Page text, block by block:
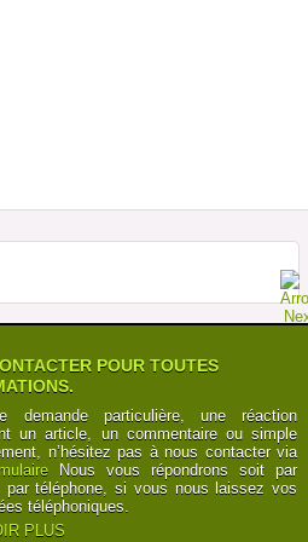
POUR TOUTES
demande particulière, une réaction
un article, un commentaire ou simple
n’hésitez pas à nous contacter via
Nous vous répondrons soit par
par téléphone, si vous nous laissez vos
téléphoniques.
PLUS